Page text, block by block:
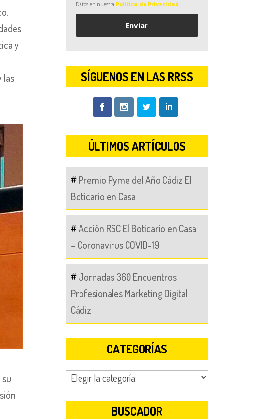
y
las
Datos en nuestra Política de Privacidad.
SÍGUENOS EN LAS RRSS
ÚLTIMOS ARTÍCULOS
Premio Pyme del Año Cádiz El
Boticario en Casa
Acción RSC El Boticario en Casa
– Coronavirus COVID-19
Jornadas 360 Encuentros
Profesionales Marketing Digital
Cádiz
CATEGORÍAS
CATEGORÍAS
BUSCADOR